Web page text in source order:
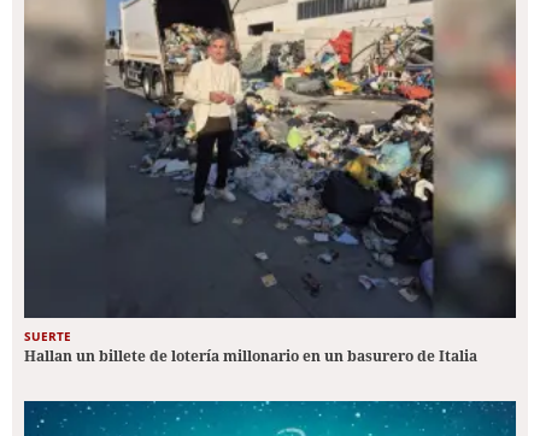
SUERTE
Hallan un billete de lotería millonario en un basurero de Italia